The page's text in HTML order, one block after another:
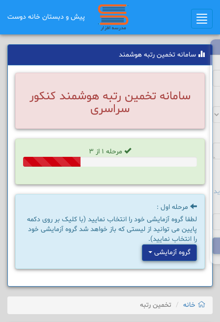
Toggle
navigation
پیش و دبستان خانه دوست
سامانه تخمین رتبه هوشمند
سامانه تخمین رتبه هوشمند کنکور
سراسری
مرحله 1 از 3
33%
مرحله اول :
لطفا گروه آزمایشی خود را انتخاب نمایید (با کلیک بر روی دکمه
پایین می توانید از لیستی که باز خواهد شد گروه آزمایشی خود
را انتخاب نمایید).
گروه آزمایشی
خانه تخمین رتبه